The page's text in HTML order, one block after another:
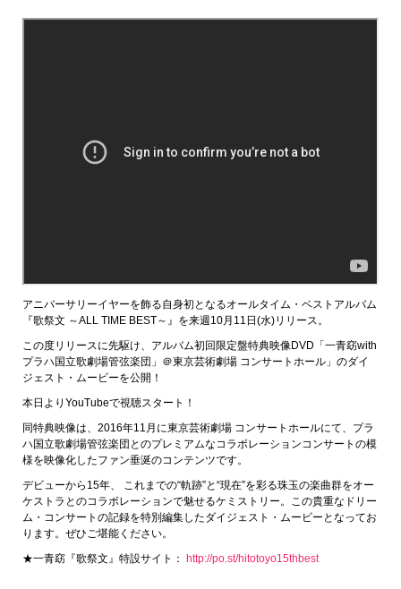
アニバーサリーイヤーを飾る自身初となるオールタイム・ベストアルバム
『歌祭文 ～ALL TIME BEST～』を来週10月11日(水)リリース。
この度リリースに先駆け、アルバム初回限定盤特典映像DVD「一青窈with
プラハ国立歌劇場管弦楽団」＠東京芸術劇場 コンサートホール」のダイ
ジェスト・ムービーを公開！
本日よりYouTubeで視聴スタート！
同特典映像は、2016年11月に東京芸術劇場 コンサートホールにて、プラ
ハ国立歌劇場管弦楽団とのプレミアムなコラボレーションコンサートの模
様を映像化したファン垂涎のコンテンツです。
デビューから15年、 これまでの“軌跡”と“現在”を彩る珠玉の楽曲群をオー
ケストラとのコラボレーションで魅せるケミストリー。この貴重なドリー
ム・コンサートの記録を特別編集したダイジェスト・ムービーとなってお
ります。ぜひご堪能ください。
★一青窈『歌祭文』特設サイト： http://po.st/hitotoyo15thbest